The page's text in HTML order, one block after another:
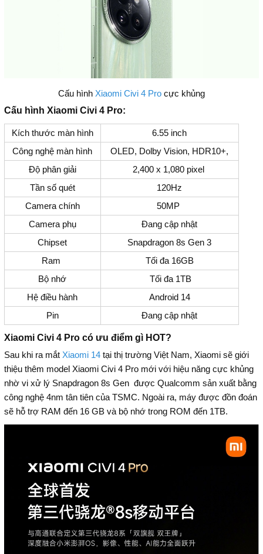
Cấu hình Xiaomi Civi 4 Procực khủng
Cấu hình Xiaomi Civi 4 Pro:
Kích thước màn hình
6.55 inch
Công nghệ màn hình
OLED, Dolby Vision, HDR10+,
Độ phân giải
2,400 x 1,080 pixel
Tần số quét
120Hz
Camera chính
50MP
Camera phụ
Đang cập nhật
Chipset
Snapdragon 8s Gen 3
Ram
Tối đa 16GB
Bộ nhớ
Tối đa 1TB
Hệ điều hành
Android 14
Pin
Đang cập nhật
Xiaomi Civi 4 Pro có ưu điểm gì HOT?
Sau khi ra mắt Xiaomi 14tại thị trường Việt Nam, Xiaomi sẽ giới
thiệu thêm model Xiaomi Civi 4 Pro mới với hiệu năng cực khủng
nhờ vi xử lý Snapdragon 8s Gen được Qualcomm sản xuất bằng
công nghệ 4nm tân tiên của TSMC. Ngoài ra, máy được đồn đoán
sẽ hỗ trợ RAM đến 16 GB và bộ nhớ trong ROM đến 1TB.